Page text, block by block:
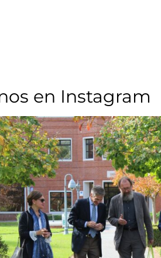
en Instagram